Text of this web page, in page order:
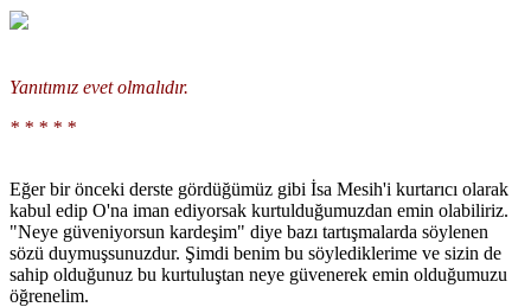
Yanıtımız evet olmalıdır.
* * * * *
Eğer bir önceki derste gördüğümüz gibi İsa Mesih'i kurtarıcı olarak
kabul edip O'na iman ediyorsak kurtulduğumuzdan emin olabiliriz.
"Neye güveniyorsun kardeşim" diye bazı tartışmalarda söylenen
sözü duymuşsunuzdur. Şimdi benim bu söylediklerime ve sizin de
sahip olduğunuz bu kurtuluştan neye güvenerek emin olduğumuzu
öğrenelim.